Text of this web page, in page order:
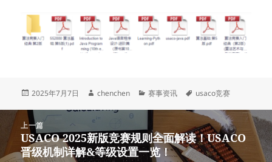
发
于
2025年7月7日
作
chenchen
分
赛事资讯
标
usaco竞赛
导
上一篇
上
篇
USACO 2025新版竞赛规则全面解读！USACO
晋级机制详解&等级设置一览！